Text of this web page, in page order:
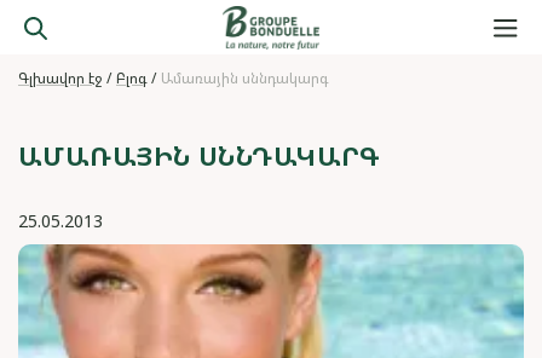
Գլխավոր էջ Բլոգ Ամառային սննդակարգ
ԱՄԱՌԱՅԻՆ ՍՆՆԴԱԿԱՐԳ
25.05.2013